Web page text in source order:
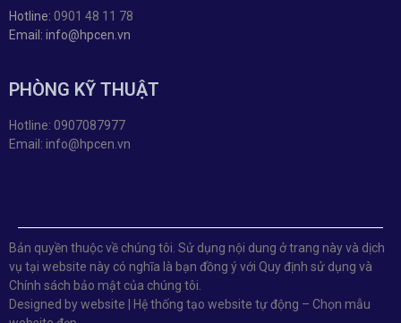
Hotline: 0901 48 11 78
Email: info@hpcen.vn
PHÒNG KỸ THUẬT
Hotline: 0907087977
Email: info@hpcen.vn
Bản quyền thuộc về chúng tôi. Sử dụng nội dung ở trang này và dịch
vụ tại website này có nghĩa là bạn đồng ý với Quy định sử dụng và
Chính sách bảo mật của chúng tôi.
Designed by website | Hệ thống tạo website tự động – Chọn mẫu